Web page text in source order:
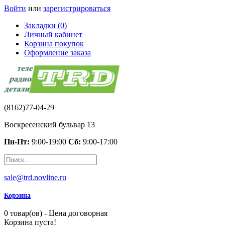
Войти или зарегистрироваться
Закладки (0)
Личный кабинет
Корзина покупок
Оформление заказа
(8162)77-04-29
Воскресенский бульвар 13
Пн-Пт: 9:00-19:00 Сб: 9:00-17:00
sale@trd.novline.ru
Корзина
0 товар(ов) - Цена договорная
Корзина пуста!